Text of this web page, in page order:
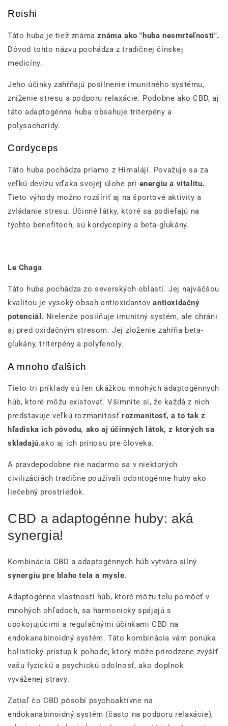
Reishi
Táto huba je tiež známaznáma ako "huba nesmrteľnosti".
Dôvod tohto názvu pochádza z tradičnej čínskej
medicíny.
Jeho účinky zahŕňajú posilnenie imunitného systému,
zníženie stresu a podporu relaxácie. Podobne ako CBD, aj
táto adaptogénna huba obsahuje triterpény a
polysacharidy.
Cordyceps
Táto huba pochádza priamo z Himalájí. Považuje sa za
veľkú devízu vďaka svojej úlohe pri energiu a vitalitu..
Tieto výhody možno rozšíriť aj na športové aktivity a
zvládanie stresu. Účinné látky, ktoré sa podieľajú na
týchto benefitoch, sú kordycepíny a beta-glukány.
Le Chaga
Táto huba pochádza zo severských oblastí. Jej najväčšou
kvalitou je vysoký obsah antioxidantovantioxidačný
potenciál. Nielenže posilňuje imunitný systém, ale chráni
aj pred oxidačným stresom. Jej zloženie zahŕňa beta-
glukány, triterpény a polyfenoly.
A mnoho ďalších
Tieto tri príklady sú len ukážkou mnohých adaptogénnych
húb, ktoré môžu existovať. Všimnite si, že každá z nich
predstavuje veľkú rozmanitosť rozmanitosť, a to tak z
hľadiska ich pôvodu, ako aj účinných látok, z ktorých sa
skladajú.ako aj ich prínosu pre človeka.
A pravdepodobne nie nadarmo sa v niektorých
civilizáciách tradične používali odontogénne huby ako
liečebný prostriedok.
CBD a adaptogénne huby: aká
synergia!
Kombinácia CBD a adaptogénnych húb vytvára silný
synergiu pre blaho tela a mysle.
Adaptogénne vlastnosti húb, ktoré môžu telu pomôcť v
mnohých ohľadoch, sa harmonicky spájajú s
upokojujúcimi a regulačnými účinkami CBD na
endokanabinoidný systém. Táto kombinácia vám ponúka
holistický prístup k pohode, ktorý môže prirodzene zvýšiť
vašu fyzickú a psychickú odolnosť, ako doplnok
vyváženej stravy.
Zatiaľ čo CBD pôsobí psychoaktívne na
endokanabinoidný systém (často na podporu relaxácie),